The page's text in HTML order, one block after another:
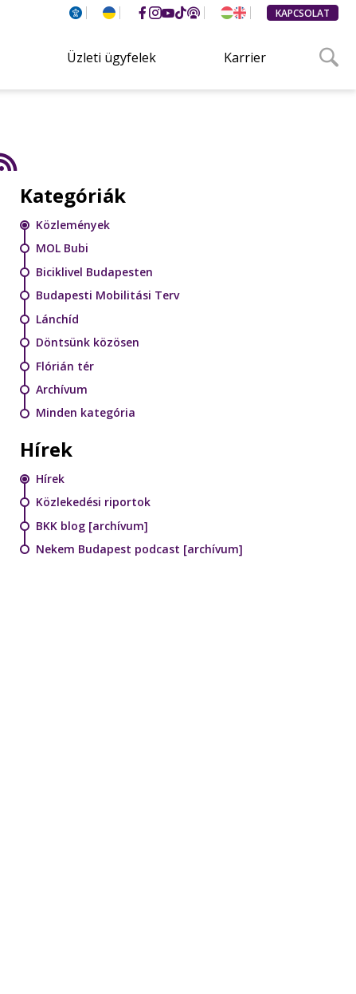
KAPCSOLAT
Üzleti ügyfelek Karrier
Kategóriák
Közlemények
MOL Bubi
Biciklivel Budapesten
Budapesti Mobilitási Terv
Lánchíd
Döntsünk közösen
Flórián tér
Archívum
Minden kategória
Hírek
Hírek
Közlekedési riportok
BKK blog [archívum]
Nekem Budapest podcast [archívum]